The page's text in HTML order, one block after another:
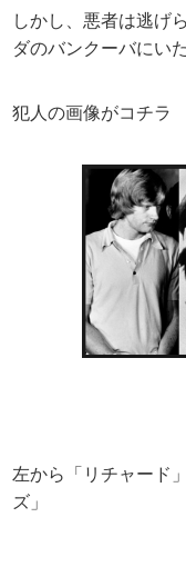
しかし、悪者は逃げ
ダのバンクーバにい
犯人の画像がコチラ
左から「リチャード
ズ」